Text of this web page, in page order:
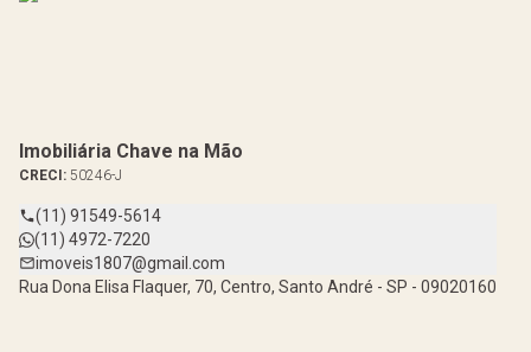
Imobiliária Chave na Mão
CRECI: 50246-J
(11) 91549-5614
(11) 4972-7220
imoveis1807@gmail.com
Rua Dona Elisa Flaquer, 70, Centro, Santo André - SP - 09020160